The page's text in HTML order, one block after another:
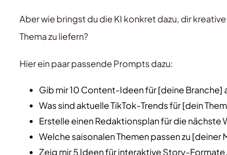
Aber wie bringst du die KI konkret dazu, dir
Thema zu liefern?
Hier ein paar passende Prompts dazu:
Gib mir 10 Content-Ideen für [deine Branche]
Was sind aktuelle TikTok-Trends für [dein
Erstelle einen Redaktionsplan für die nächste
Welche saisonalen Themen passen zu [deiner
Zeig mir 5 Ideen für interaktive Story-Formate.